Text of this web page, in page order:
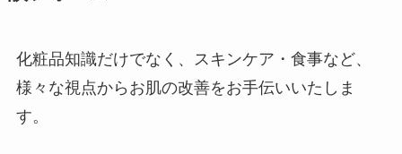
化粧品知識だけでなく、スキンケア・食事など、
様々な視点からお肌の改善をお手伝いいたしま
す。